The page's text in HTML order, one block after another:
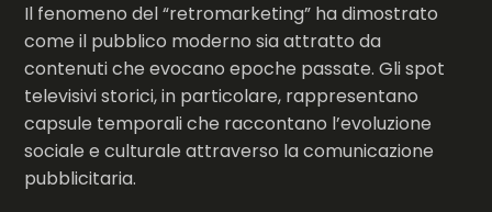
Il fenomeno del “retromarketing” ha dimostrato
come il pubblico moderno sia attratto da
contenuti che evocano epoche passate. Gli spot
televisivi storici, in particolare, rappresentano
capsule temporali che raccontano l’evoluzione
sociale e culturale attraverso la comunicazione
pubblicitaria.